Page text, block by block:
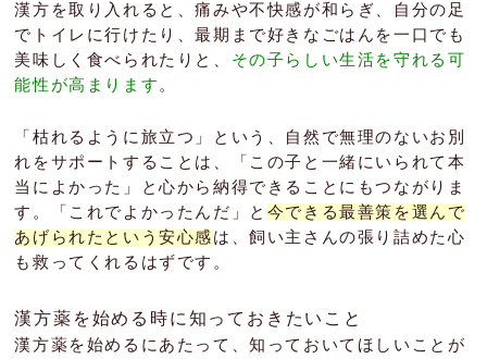
漢方を取り入れると、痛みや不快感が和らぎ、自分の足
でトイレに行けたり、最期まで好きなごはんを一口でも
美味しく食べられたりと、 その子らしい生活を守れる可
能性が高まります 。
「枯れるように旅立つ」という、自然で無理のないお別
れをサポートすることは、「この子と一緒にいられて本
当によかった」と心から納得できることにもつながりま
す。「これでよかったんだ」と 今できる最善策を選んで
あげられたという安心感は、飼い主さんの張り詰めた心
も救ってくれるはずです。
漢方薬を始める時に知っておきたいこと
漢方薬を始めるにあたって、知っておいてほしいことが